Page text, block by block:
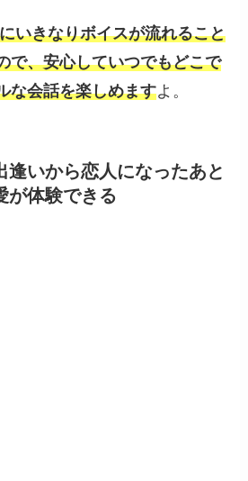
いきなりボイスが流れること
で、安心していつでもどこで
な会話を楽しめますよ。
逢いから恋人になったあと
が体験できる